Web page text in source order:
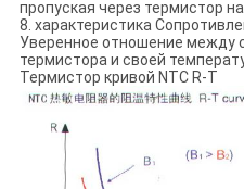
пропуская через термистор
8. характеристика
Уверенное отношение между
термистора и своей
Термистор кривой NTC R-T